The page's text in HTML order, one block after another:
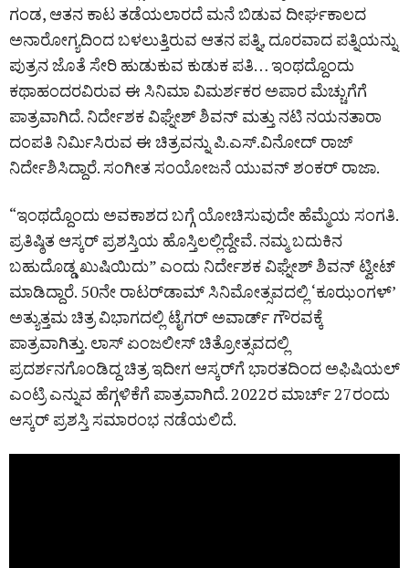
ಗಂಡ, ಆತನ ಕಾಟ ತಡೆಯಲಾರದೆ ಮನೆ ಬಿಡುವ ದೀರ್ಘಕಾಲದ
ಅನಾರೋಗ್ಯದಿಂದ ಬಳಲುತ್ತಿರುವ ಆತನ ಪತ್ನಿ, ದೂರವಾದ ಪತ್ನಿಯನ್ನು
ಪುತ್ರನ ಜೊತೆ ಸೇರಿ ಹುಡುಕುವ ಕುಡುಕ ಪತಿ… ಇಂಥದ್ದೊಂದು
ಕಥಾಹಂದರವಿರುವ ಈ ಸಿನಿಮಾ ವಿಮರ್ಶಕರ ಅಪಾರ ಮೆಚ್ಚುಗೆಗೆ
ಪಾತ್ರವಾಗಿದೆ. ನಿರ್ದೇಶಕ ವಿಘ್ನೇಶ್ ಶಿವನ್ ಮತ್ತು ನಟಿ ನಯನತಾರಾ
ದಂಪತಿ ನಿರ್ಮಿಸಿರುವ ಈ ಚಿತ್ರವನ್ನು ಪಿ.ಎಸ್.ವಿನೋದ್‌ ರಾಜ್
ನಿರ್ದೇಶಿಸಿದ್ದಾರೆ. ಸಂಗೀತ ಸಂಯೋಜನೆ ಯುವನ್ ಶಂಕರ್ ರಾಜಾ.
“ಇಂಥದ್ದೊಂದು ಅವಕಾಶದ ಬಗ್ಗೆ ಯೋಚಿಸುವುದೇ ಹೆಮ್ಮೆಯ ಸಂಗತಿ.
ಪ್ರತಿಷ್ಠಿತ ಆಸ್ಕರ್ ಪ್ರಶಸ್ತಿಯ ಹೊಸ್ತಿಲಲ್ಲಿದ್ದೇವೆ. ನಮ್ಮ ಬದುಕಿನ
ಬಹುದೊಡ್ಡ ಖುಷಿಯಿದು” ಎಂದು ನಿರ್ದೇಶಕ ವಿಘ್ನೇಶ್ ಶಿವನ್‌ ಟ್ವೀಟ್
ಮಾಡಿದ್ದಾರೆ. 50ನೇ ರಾಟರ್‌ಡಾಮ್‌ ಸಿನಿಮೋತ್ಸವದಲ್ಲಿ ‘ಕೂಝಂಗಳ್‌’
ಅತ್ಯುತ್ತಮ ಚಿತ್ರ ವಿಭಾಗದಲ್ಲಿ ಟೈಗರ್ ಅವಾರ್ಡ್‌ ಗೌರವಕ್ಕೆ
ಪಾತ್ರವಾಗಿತ್ತು. ಲಾಸ್‌ ಏಂಜಲೀಸ್‌ ಚಿತ್ರೋತ್ಸವದಲ್ಲಿ
ಪ್ರದರ್ಶನಗೊಂಡಿದ್ದ ಚಿತ್ರ ಇದೀಗ ಆಸ್ಕರ್‌ಗೆ ಭಾರತದಿಂದ ಅಫಿಷಿಯಲ್
ಎಂಟ್ರಿ ಎನ್ನುವ ಹೆಗ್ಗಳಿಕೆಗೆ ಪಾತ್ರವಾಗಿದೆ. 2022ರ ಮಾರ್ಚ್‌ 27ರಂದು
ಆಸ್ಕರ್ ಪ್ರಶಸ್ತಿ ಸಮಾರಂಭ ನಡೆಯಲಿದೆ.